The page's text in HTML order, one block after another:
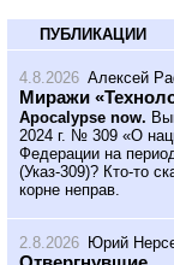
ПУБЛИКАЦИИ
4.8.2026 Алексей
Миражи
Apocalypse now.
2024 г. № 309 «О
Федерации на
(Указ-309)? Кто-то
корне неправ.
2.8.2026 Юрий